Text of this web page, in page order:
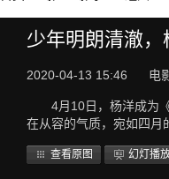
少年明朗清澈
2020-04-13 15:46 电
4月10日，杨洋成为
在从容的气质，宛如四月
查看原图 幻灯播